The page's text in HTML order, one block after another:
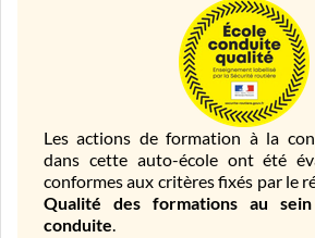
Les actions de formation à la
dans cette auto-école ont été
conformes aux critères fixés par le
Qualité des formations au
conduite.